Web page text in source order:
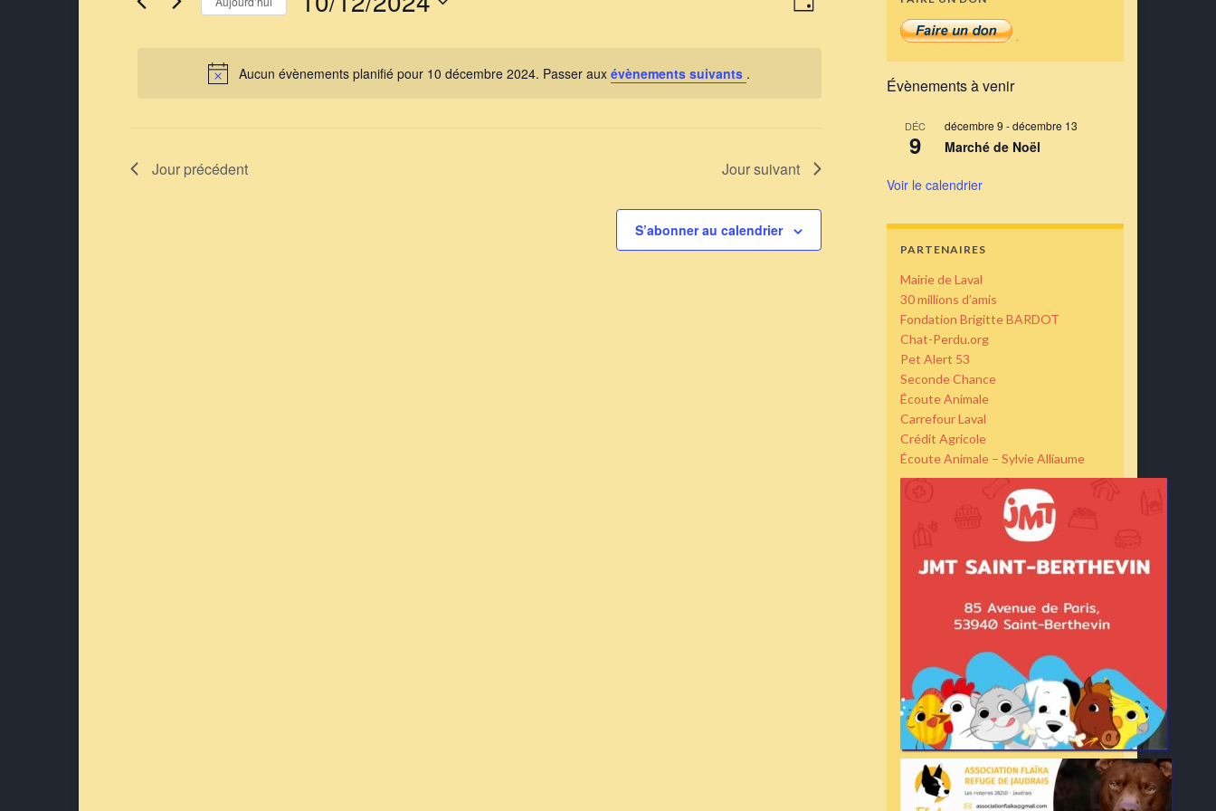
Notice
Aucun évènements planifié pour 10 décembre 2024. Passer auxévènements suivants .
consultations
de
Évènement
Jour
date.
Jour précédent Jour suivant
S’abonner au calendrier
Évènements à venir
DÉC
9
décembre 9 -décembre 13
Marché de Noël
Voir le calendrier
PARTENAIRES
Mairie de Laval
30 millions d’amis
Fondation Brigitte BARDOT
Chat-Perdu.org
Pet Alert 53
Seconde Chance
Écoute Animale
Carrefour Laval
Crédit Agricole
Écoute Animale – Sylvie Alliaume